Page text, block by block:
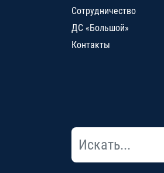
Сотрудничество
ДС «Большой»
Контакты